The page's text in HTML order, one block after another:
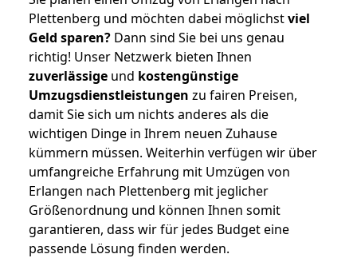
Plettenberg und möchten dabei möglichstviel
Geld sparen? Dann sind Sie bei uns genau
richtig! Unser Netzwerk bieten Ihnen
zuverlässige und kostengünstige
Umzugsdienstleistungen zu fairen Preisen,
damit Sie sich um nichts anderes als die
wichtigen Dinge in Ihrem neuen Zuhause
kümmern müssen. Weiterhin verfügen wir über
umfangreiche Erfahrung mit Umzügen von
Erlangen nach Plettenberg mit jeglicher
Größenordnung und können Ihnen somit
garantieren, dass wir für jedes Budget eine
passende Lösung finden werden.